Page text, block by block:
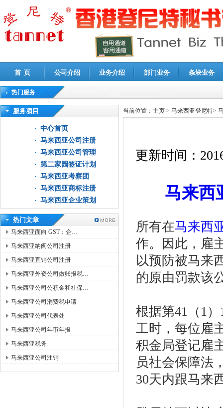
首 页 公司介绍 业务介绍 部门业务 条块业务
热门服务
高新技术企业认定审计|企业所得税汇算清缴申报鉴证
服务项目
中心首页
马来西亚公司注册
马来西亚公司管理
第二家园签证计划
马来西亚考察团
马来西亚商标注册
马来西亚企业策划
热门文章
马来西亚面向 GST：企…
马来西亚纳闽公司注册
马来西亚直销公司注册
马来西亚外资公司做账报税…
马来西亚公司公积金和社保…
马来西亚公司消费税申请
马来西亚公司代表处
马来西亚公司年审年报
马来西亚税务
马来西亚公司注销
当前位置： 主页 > 马来西亚登尼特>
更新时间：
马来西
所有在马来西
作。因此，雇
以预防被马来
的原由罚款该
根据第41（1）
工时，每位雇
积金局登记雇
员社会保障法
30天内跟马来